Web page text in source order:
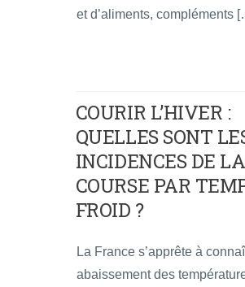
et d’aliments, compléments
COURIR L’HIVER :
QUELLES SONT
INCIDENCES DE LA
COURSE PAR
FROID ?
La France s’apprête à
abaissement des